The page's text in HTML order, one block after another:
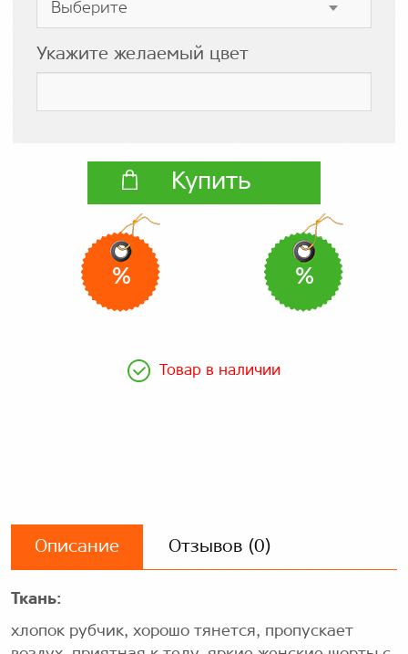
Укажите желаемый цвет
Купить
% %
Товар в наличии
Описание Отзывов (0)
Ткань:
хлопок рубчик, хорошо тянется, пропускает